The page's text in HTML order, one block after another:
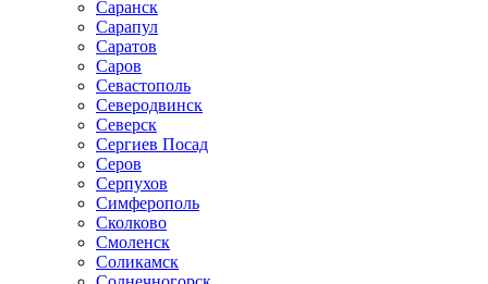
Саранск
Сарапул
Саратов
Саров
Севастополь
Северодвинск
Северск
Сергиев Посад
Серов
Серпухов
Симферополь
Сколково
Смоленск
Соликамск